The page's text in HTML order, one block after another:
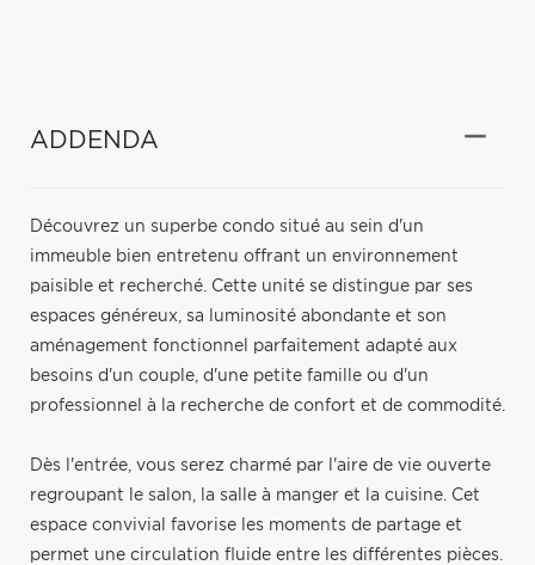
ADDENDA
Découvrez un superbe condo situé au sein d'un
immeuble bien entretenu offrant un environnement
paisible et recherché. Cette unité se distingue par ses
espaces généreux, sa luminosité abondante et son
aménagement fonctionnel parfaitement adapté aux
besoins d'un couple, d'une petite famille ou d'un
professionnel à la recherche de confort et de commodité.
Dès l'entrée, vous serez charmé par l'aire de vie ouverte
regroupant le salon, la salle à manger et la cuisine. Cet
espace convivial favorise les moments de partage et
permet une circulation fluide entre les différentes pièces.